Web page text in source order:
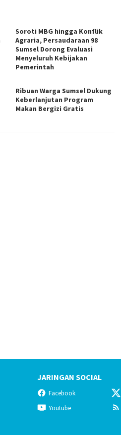
Soroti MBG hingga Konflik
Agraria, Persaudaraan 98
Sumsel Dorong Evaluasi
Menyeluruh Kebijakan
Pemerintah
Ribuan Warga Sumsel Dukung
Keberlanjutan Program
Makan Bergizi Gratis
JARINGAN SOCIAL
Facebook
Youtube